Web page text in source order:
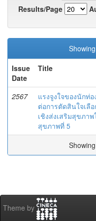
Results/Page
Issue
Date
Title
2567
แรงจูงใจของนักท่อ
ต่อการตัดสินใจเลือ
เชิงส่งเสริมสุขภา
สุขภาพที่ 5
Theme by